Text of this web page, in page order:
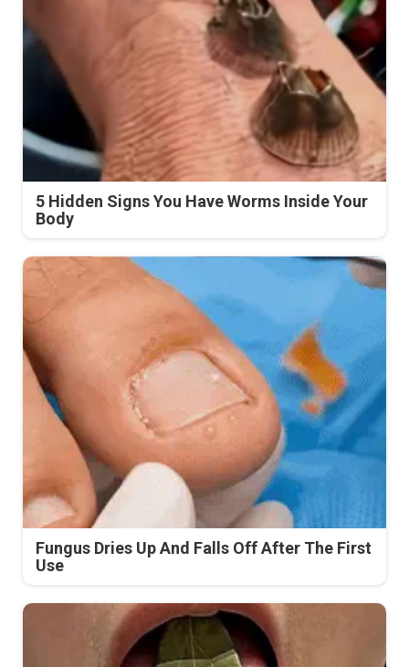
5 Hidden Signs You Have Worms Inside Your
Body
Fungus Dries Up And Falls Off After The First
Use